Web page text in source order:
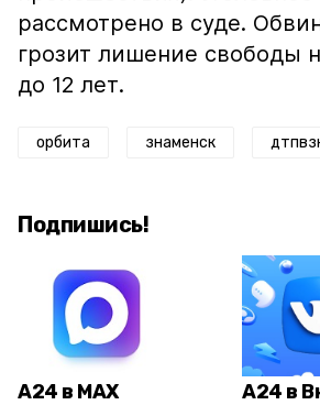
рассмотрено в суде.
грозит лишение свободы
до 12 лет.
орбита знаменск
Подпишись!
А24 в MAX А24 в